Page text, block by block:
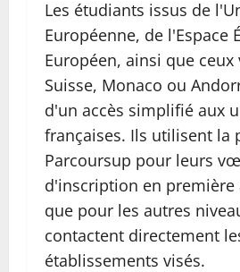
Les étudiants issus de
Européenne, de l'Espace
Européen, ainsi que ceux
Suisse, Monaco ou
d'un accès simplifié aux
françaises. Ils utilisent la
Parcoursup pour leurs
d'inscription en première
que pour les autres
contactent directement
établissements visés.